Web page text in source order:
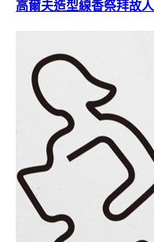
高爾夫造型線香祭拜故人